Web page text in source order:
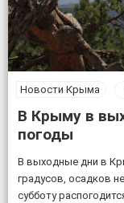
Новости Крыма
В Крыму в
погоды
В выходные дни в
градусов, осадков
субботу